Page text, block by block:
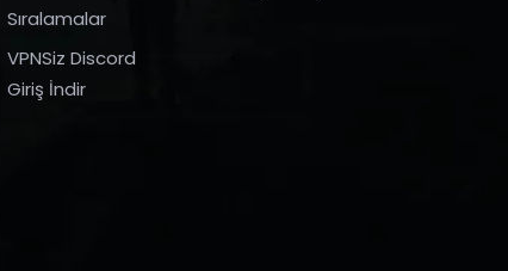
Sıralamalar
VPNSiz Discord
Giriş İndir